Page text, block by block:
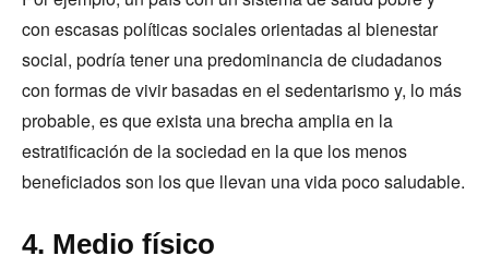
con escasas políticas sociales orientadas al bienestar
social, podría tener una predominancia de ciudadanos
con formas de vivir basadas en el sedentarismo y, lo más
probable, es que exista una brecha amplia en la
estratificación de la sociedad en la que los menos
beneficiados son los que llevan una vida poco saludable.
4. Medio físico